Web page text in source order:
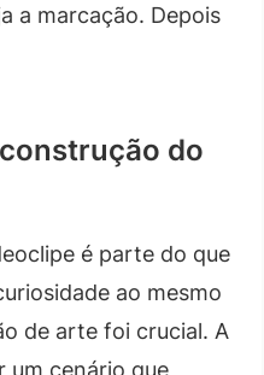
a marcação. Depois
do
é parte do que
ao mesmo
de arte foi crucial. A
um cenário que